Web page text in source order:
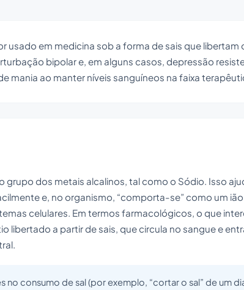
usado em medicina sob a forma de sais que libertam
bipolar e, em alguns casos, depressão
mania ao manter níveis sanguíneos na faixa
grupo dos metais alcalinos, tal como o Sódio. Isso
e, no organismo, “comporta-se” como um
celulares. Em termos farmacológicos, o que
libertado a partir de sais, que circula no sangue e
no consumo de sal (por exemplo, “cortar o sal” de um